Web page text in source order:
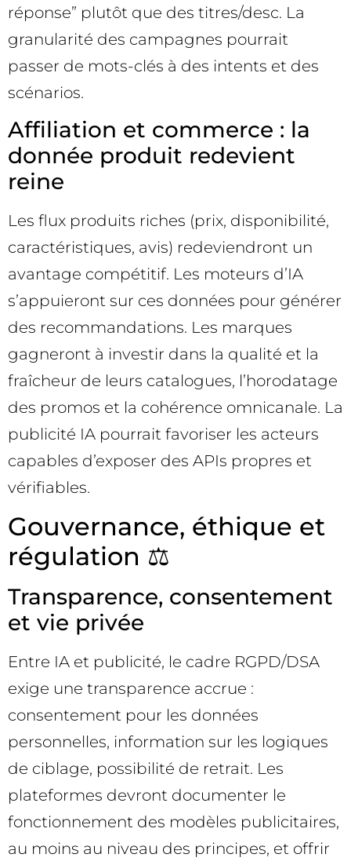
réponse” plutôt que des titres/desc. La
granularité des campagnes pourrait
passer de mots-clés à des intents et des
scénarios.
Affiliation et commerce : la
donnée produit redevient
reine
Les flux produits riches (prix, disponibilité,
caractéristiques, avis) redeviendront un
avantage compétitif. Les moteurs d’IA
s’appuieront sur ces données pour générer
des recommandations. Les marques
gagneront à investir dans la qualité et la
fraîcheur de leurs catalogues, l’horodatage
des promos et la cohérence omnicanale. La
publicité IA pourrait favoriser les acteurs
capables d’exposer des APIs propres et
vérifiables.
Gouvernance, éthique et
régulation ⚖️
Transparence, consentement
et vie privée
Entre IA et publicité, le cadre RGPD/DSA
exige une transparence accrue :
consentement pour les données
personnelles, information sur les logiques
de ciblage, possibilité de retrait. Les
plateformes devront documenter le
fonctionnement des modèles publicitaires,
au moins au niveau des principes, et offrir